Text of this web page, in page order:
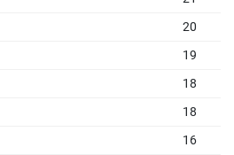
20
19
18
18
16